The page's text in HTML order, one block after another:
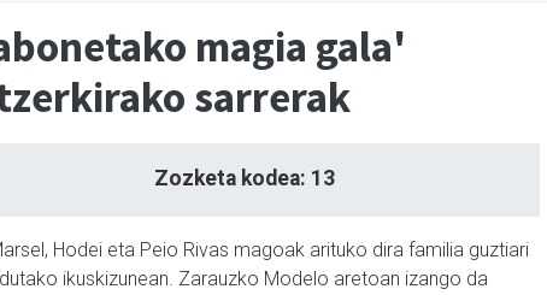
magia gala'
sarrerak
Zozketa kodea: 13
Hodei eta Peio Rivas magoak arituko dira familia guztiari
ikuskizunean. Zarauzko Modelo aretoan izango da